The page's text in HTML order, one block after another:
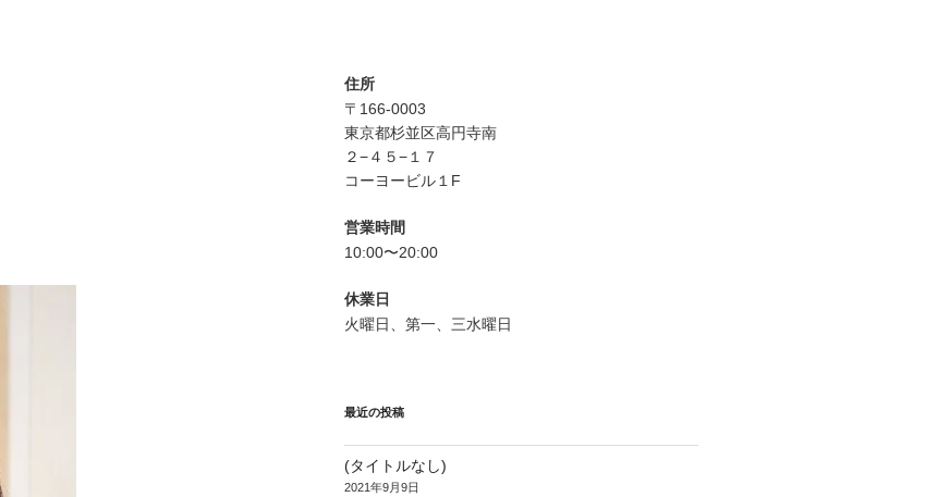
住所
〒166-0003
東京都杉並区高円寺南
２−４５−１７
コーヨービル１F
営業時間
10:00〜20:00
休業日
火曜日、第一、三水曜日
最近の投稿
(タイトルなし)
2021年9月9日